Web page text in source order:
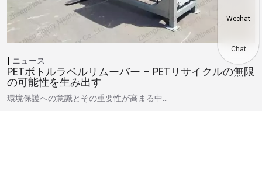
ニュース
PETボトルラベルリムーバー – PETリサイクルの無限
の可能性を生み出す
環境保護への意識とその重要性が高まる中…
Wechat
Chat